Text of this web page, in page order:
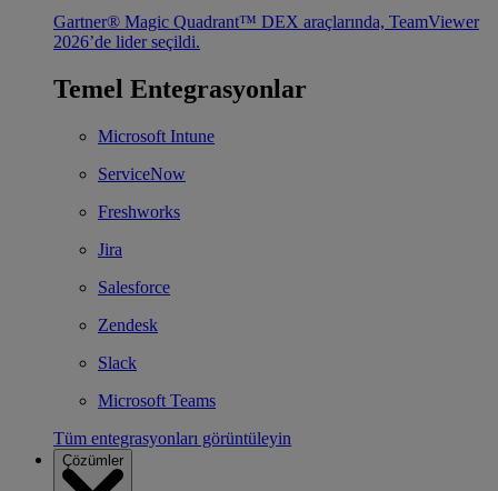
Gartner® Magic Quadrant™ DEX araçlarında, TeamViewer
2026’de lider seçildi.
Temel Entegrasyonlar
Microsoft Intune
ServiceNow
Freshworks
Jira
Salesforce
Zendesk
Slack
Microsoft Teams
Tüm entegrasyonları görüntüleyin
Çözümler